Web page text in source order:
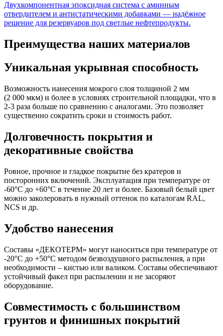
Двухкомпонентная эпоксидная система с аминным
отвердителем и антистатическими добавками — надёжное
решение для резервуаров под светлые нефтепродукты.
Преимущества наших материалов
Уникальная укрывная способность
Возможность нанесения мокрого слоя толщиной 2 мм
(2 000 мкм) и более в условиях строительной площадки, что в
2-3 раза больше по сравнению с аналогами. Это позволяет
существенно сократить сроки и стоимость работ.
Долговечность покрытия и
декоративные свойства
Ровное, прочное и гладкое покрытие без кратеров и
посторонних включений. Эксплуатация при температуре от
-60°С до +60°С в течение 20 лет и более. Базовый белый цвет
можно заколеровать в нужный оттенок по каталогам RAL,
NCS и др.
Удобство нанесения
Составы «ДЕКОТЕРМ» могут наноситься при температуре от
-20°С до +50°С методом безвоздушного распыления, а при
необходимости – кистью или валиком. Составы обеспечивают
устойчивый факел при распылении и не засоряют
оборудование.
Совместимость с большинством
грунтов и финишных покрытий